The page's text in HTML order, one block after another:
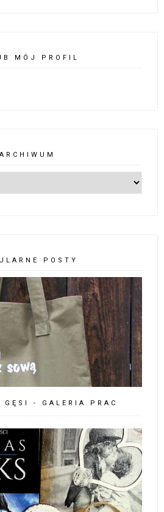
MÓJ PROFIL
ARCHIWUM
POSTY
GĘSI - GALERIA PRAC